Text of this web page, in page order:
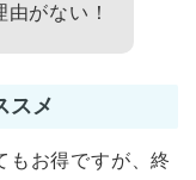
がない！
スメ
もお得ですが、終